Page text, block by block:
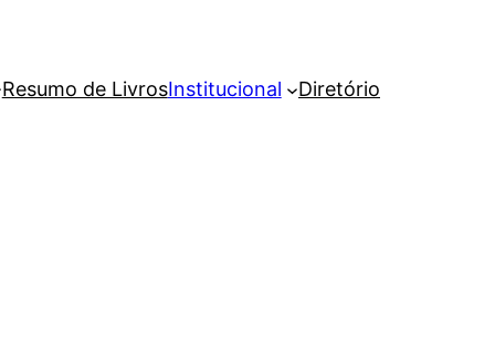
Resumo de LivrosInstitucional Diretório